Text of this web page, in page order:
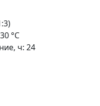
°С
ч: 24